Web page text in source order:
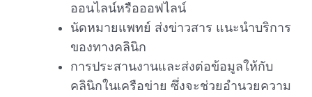
ออนไลน์หรือออฟไลน์
นัดหมายแพทย์ ส่งข่าวสาร แนะนำบริการ
ของทางคลินิก
การประสานงานและส่งต่อข้อมูลให้กับ
คลินิกในเครือข่าย ซึ่งจะช่วยอำนวยความ